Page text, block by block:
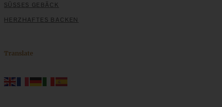
SÜSSES GEBÄCK
HERZHAFTES BACKEN
Translate